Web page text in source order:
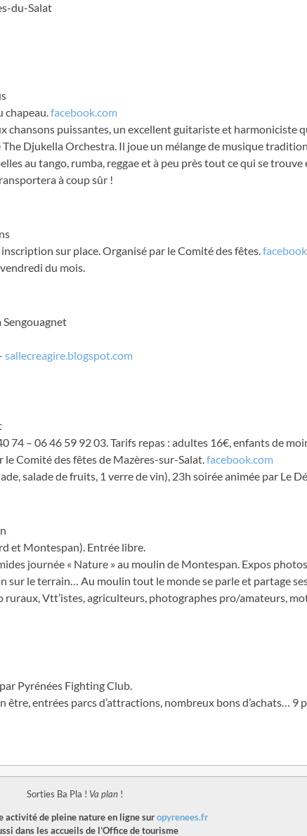
du-Salat
chapeau.facebook.com
chansons puissantes, un excellent guitariste et harmoniciste
Djukella Orchestra. Il joue un mélange de musique
au tango, rumba, reggae et à peu près tout ce qui se trouve
à coup sûr !
sur place. Organisé par le Comité des fêtes.
du mois.
Sengouagnet
sallecreagire.blogspot.com
– 06 46 59 92 03. Tarifs repas : adultes 16€, enfants de
Comité des fêtes de Mazères-sur-Salat.facebook.com
salade de fruits, 1 verre de vin), 23h soirée animée par Le
et Montespan). Entrée libre.
journée « Nature » au moulin de Montespan. Expos
sur le terrain… Au moulin tout le monde se parle et partage
ruraux, Vtt’istes, agriculteurs, photographes pro/amateurs,
Pyrénées Fighting Club.
entrées parcs d’attractions, nombreux bons d’achats… 9
Sorties Ba Pla ! Va plan!
activité de pleine nature en ligne suropyrenees.fr
dans les accueils de l’Office de tourisme